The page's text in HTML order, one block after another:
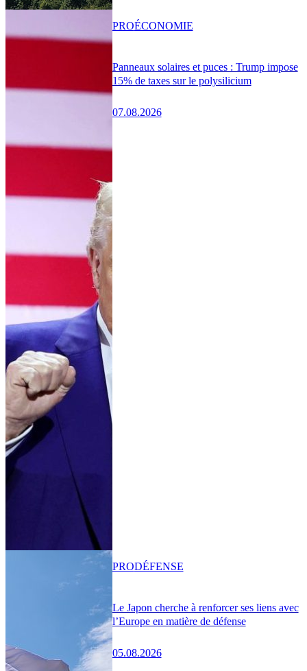
Panneaux solaires et puces : Trump impose
15% de taxes sur le polysilicium
07.08.2026
PROÉCONOMIE
Le Japon cherche à renforcer ses liens avec
l’Europe en matière de défense
05.08.2026
PRODÉFENSE